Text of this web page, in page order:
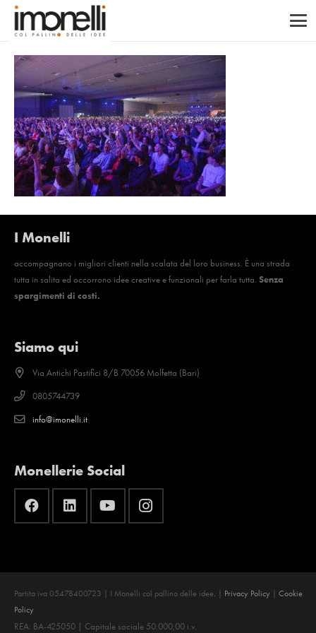
I Monelli
accompagnano i migliori clienti nella scalata del loro business. È una strada
tutta in salita ed occorrono idee creative e funzionali per farla tutta. Senza
spargimenti di costi.
Siamo qui
Via Antichi Pastifici 8/B 70056 Molfetta (Bari)
0805744739
info@imonelli.it
Monellerie Social
Partita iva 05478400723 | I Monelli col pallino delle idee. Privacy Policy
Cookie
Policy
REA: BA-425050 | Capitale sociale 50.000,00 i.v.